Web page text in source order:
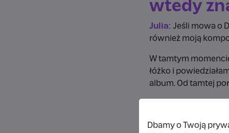
wtedy
Julia: Jeśli mowa o
również moją
W tamtym
łóżko i
album. Od tamtej
przeznaczeniem, w
Chyba najbardziej
Dbamy o Twoją